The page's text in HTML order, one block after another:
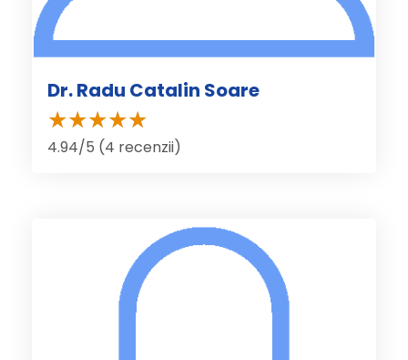
Dr. Radu Catalin Soare
4.94/5 (4 recenzii)